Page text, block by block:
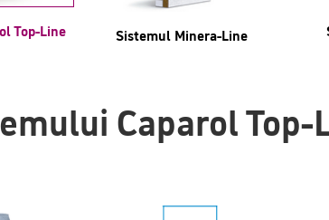
Top-Line Sistemul Minera-Line
Caparol Top-